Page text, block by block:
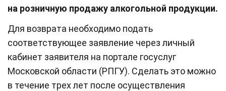
на розничную продажу алкогольной продукции.
Для возврата необходимо подать
соответствующее заявление через личный
кабинет заявителя на портале госуслуг
Московской области (РПГУ). Сделать это можно
в течение трех лет после осуществления